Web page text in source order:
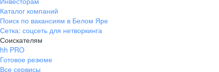
Каталог компаний
Поиск по вакансиям в Белом Яре
Сетка: соцсеть для нетворкинга
Соискателям
hh PRO
Готовое резюме
Все сервисы